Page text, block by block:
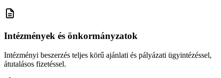
Intézmények és önkormányzatok
Intézményi beszerzés teljes körű ajánlati és pályázati ügyintézéssel,
átutalásos fizetéssel.